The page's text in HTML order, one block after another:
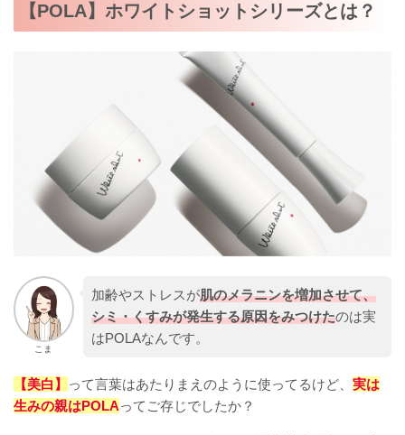
【POLA】ホワイトショットシリーズとは？
こま
加齢やストレスが肌のメラニンを増加させて、
シミ・くすみが発生する原因をみつけたのは実
はPOLAなんです。
【美白】 って言葉はあたりまえのように使ってるけど、 実は
生みの親はPOLAってご存じでしたか？